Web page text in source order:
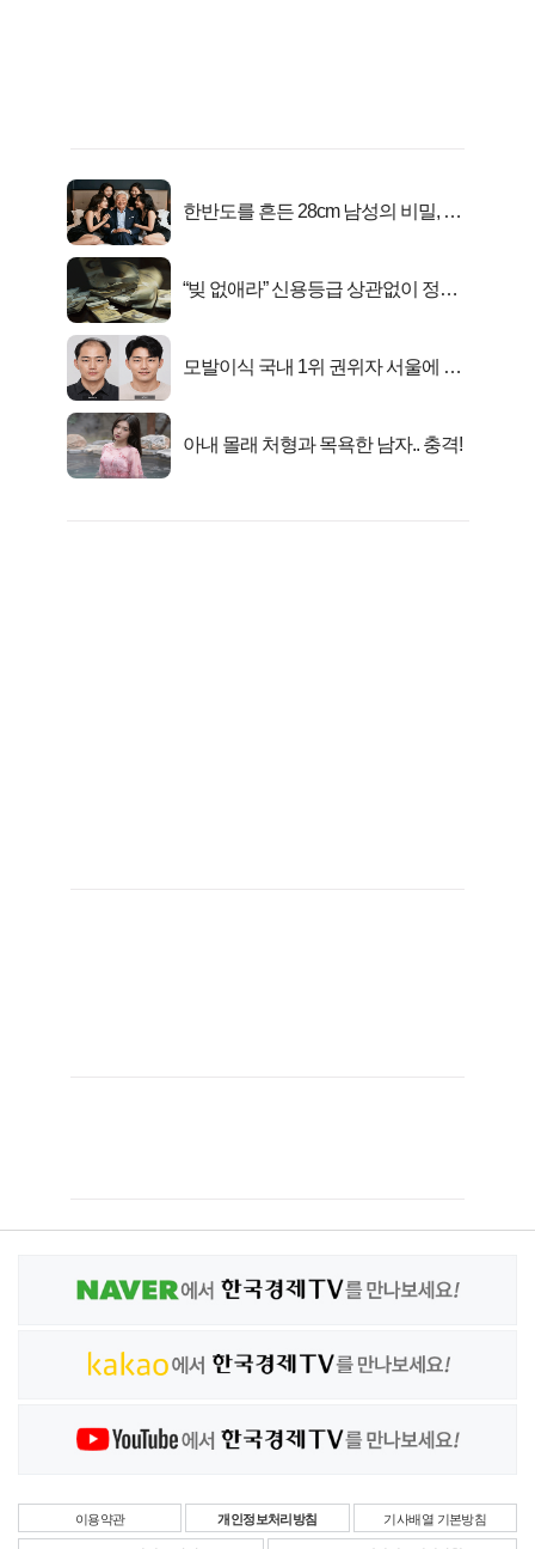
한반도를 흔든 28cm 남성의 비밀, 매
“빚 없애라” 신용등급 상관없이 정부
모발이식 국내 1위 권위자 서울에 있
아내 몰래 처형과 목욕한 남자.. 충격!
이용약관 개인정보처리방침 기사배열 기본방침